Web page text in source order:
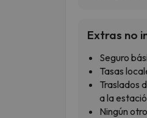
Extras no
Seguro
Tasas
Traslados
a la
Ningún